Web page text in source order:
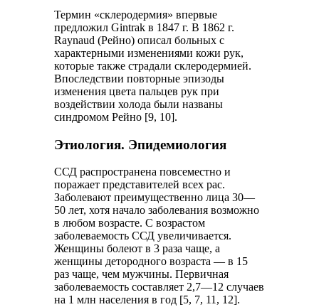
Термин «склеродермия» впервые
предложил Gintrak в 1847 г. В 1862 г.
Raynaud (Рейно) описал больных с
характерными изменениями кожи рук,
которые также страдали склеродермией.
Впоследствии повторные эпизоды
изменения цвета пальцев рук при
воздействии холода были названы
синдромом Рейно [9, 10].
Этиология. Эпидемиология
ССД распространена повсеместно и
поражает представителей всех рас.
Заболевают преимущественно лица 30—
50 лет, хотя начало заболевания возможно
в любом возрасте. С возрастом
заболеваемость ССД увеличивается.
Женщины болеют в 3 раза чаще, а
женщины детородного возраста — в 15
раз чаще, чем мужчины. Первичная
заболеваемость составляет 2,7—12 случаев
на 1 млн населения в год [5, 7, 11, 12].